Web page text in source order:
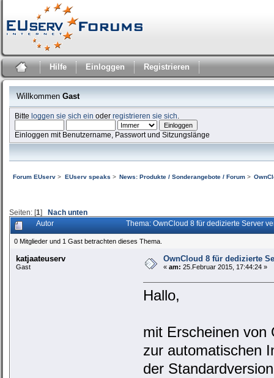
Hilfe Einloggen Registrieren
Willkommen Gast
Bitteloggen sie sich ein oderregistrieren sie sich
Einloggen mit Benutzername, Passwort und Sitzungslänge
Forum EUserv > EUserv speaks > News: Produkte / Sonderangebote / Forum>
Seiten: [1] Nach unten
Autor Thema: OwnCloud 8 für dedizierte Server
0 Mitglieder und 1 Gast betrachten dieses Thema.
katjaateuserv
Gast
OwnCloud 8 für dedizierte
« am: 25.Februar 2015, 17:44:24 »
Hallo,
mit Erscheinen von
zur automatischen
der